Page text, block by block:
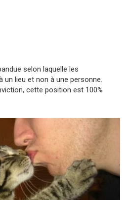
selon laquelle les
un lieu et non à une personne.
cette position est 100%